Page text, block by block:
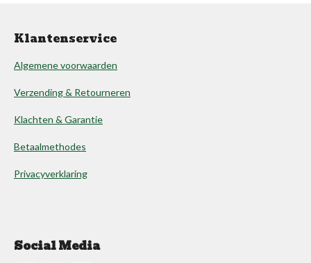
Klantenservice
Algemene voorwaarden
Verzending & Retourneren
Klachten & Garantie
Betaalmethodes
Privacyverklaring
Social Media